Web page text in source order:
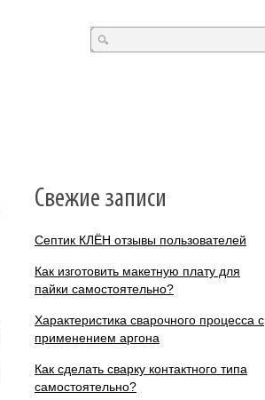
Свежие записи
Септик КЛЁН отзывы пользователей
Как изготовить макетную плату для
пайки самостоятельно?
Характеристика сварочного процесса с
применением аргона
Как сделать сварку контактного типа
самостоятельно?